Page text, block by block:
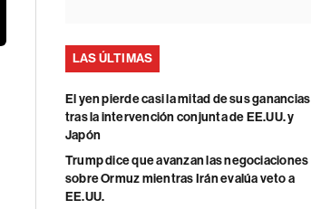
LAS ÚLTIMAS
El yen pierde casi la mitad de sus ganancias
tras la intervención conjunta de EE.UU. y
Japón
Trump dice que avanzan las negociaciones
sobre Ormuz mientras Irán evalúa veto a
EE.UU.